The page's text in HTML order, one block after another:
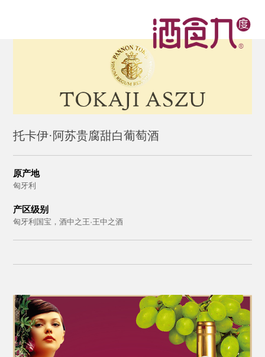
托卡伊·阿苏贵腐甜白葡萄酒
原产地
匈牙利
产区级别
匈牙利国宝，酒中之王·王中之酒